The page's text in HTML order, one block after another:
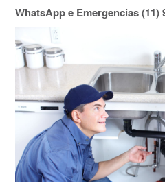
WhatsApp e Emergencias (11)